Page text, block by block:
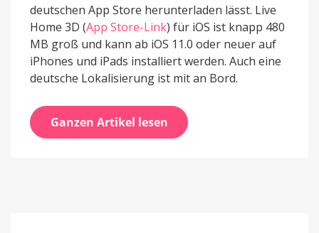
deutschen App Store herunterladen lässt. Live
Home 3D (App Store-Link) für iOS ist knapp 480
MB groß und kann ab iOS 11.0 oder neuer auf
iPhones und iPads installiert werden. Auch eine
deutsche Lokalisierung ist mit an Bord.
Ganzen Artikel lesen